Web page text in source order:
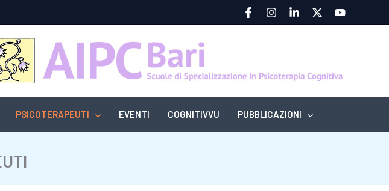
PSICOTERAPEUTI EVENTI COGNITIVVU PUBBLICAZIONI